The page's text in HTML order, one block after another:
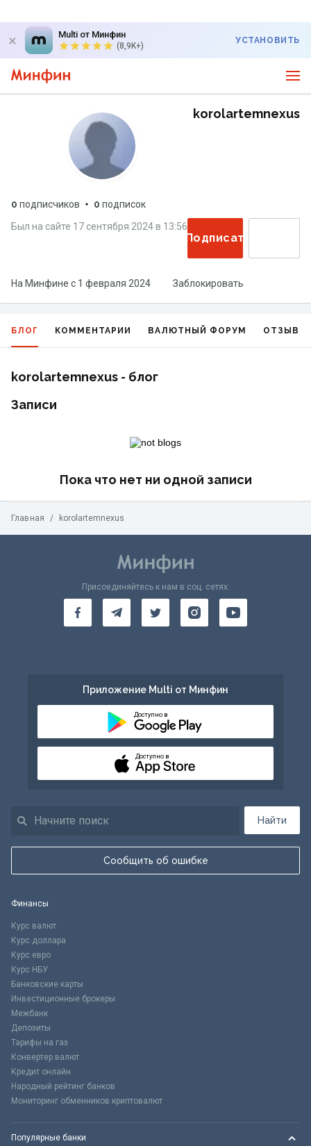
Multi от Минфин
(8,9K+)
УСТАНОВИТЬ
korolartemnexus
0 подписчиков 0 подписок
Был на сайте 17 сентября 2024в 13:56
Подписаться
На Минфине с 1 февраля 2024 Заблокировать
БЛОГ КОММЕНТАРИИ ВАЛЮТНЫЙ ФОРУМ ОТЗЫВЫ
korolartemnexus - блог
Записи
Пока что нет ни одной записи
Главная / korolartemnexus
Найти
Сообщить об ошибке
Присоединяйтесь к нам в соц. сетях:
Приложение Multi от Минфин
Доступно в
Доступно в
Финансы
Курс валют
Курс доллара
Курс евро
Курс НБУ
Банковские карты
Инвестиционные брокеры
Межбанк
Депозиты
Тарифы на газ
Конвертер валют
Кредит онлайн
Народный рейтинг банков
Мониторинг обменников криптовалют
Популярные банки